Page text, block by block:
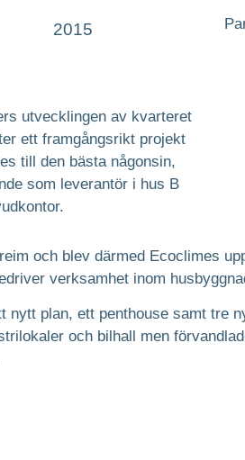
2015
utvecklingen av kvarteret
ett framgångsrikt projekt
till den bästa någonsin,
som leverantör i hus B
och blev därmed Ecoclimes
verksamhet inom
nytt plan, ett penthouse samt tre
och bilhall men